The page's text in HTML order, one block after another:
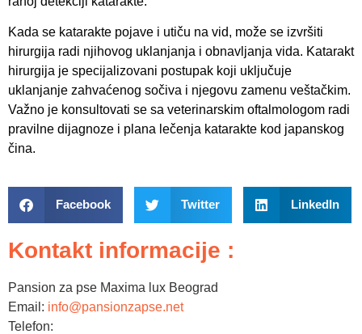
Kada se katarakte pojave i utiču na vid, može se izvršiti
hirurgija radi njihovog uklanjanja i obnavljanja vida. Katarakt
hirurgija je specijalizovani postupak koji uključuje
uklanjanje zahvaćenog sočiva i njegovu zamenu veštačkim.
Važno je konsultovati se sa veterinarskim oftalmologom radi
pravilne dijagnoze i plana lečenja katarakte kod japanskog
čina.
Facebook Twitter LinkedIn
Kontakt informacije :
Pansion za pse Maxima lux Beograd
Email: info@pansionzapse.net
Telefon: